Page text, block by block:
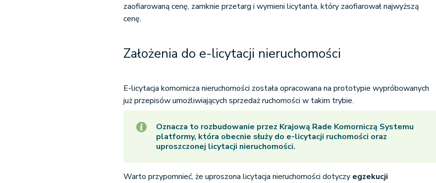
zaofiarowaną cenę, zamknie przetarg i wymieni licytanta, który zaofiarował najwyższą
cenę.
Założenia do e-licytacji nieruchomości
E-licytacja komornicza nieruchomości została opracowana na prototypie wypróbowanych
już przepisów umożliwiających sprzedaż ruchomości w takim trybie.
Oznacza to rozbudowanie przez Krajową Rade Komorniczą Systemu
platformy, która obecnie służy do e-licytacji ruchomości oraz
uproszczonej licytacji nieruchomości.
Warto przypomnieć, że uproszona licytacja nieruchomości dotyczy egzekucji